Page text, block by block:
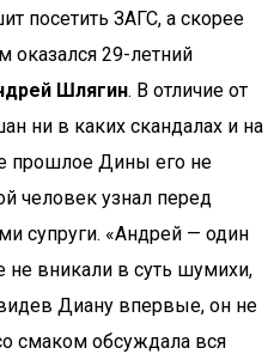
посетить ЗАГС, а скорее
оказался 29-летний
Шлягин. В отличие от
ни в каких скандалах и на
прошлое Дины его не
человек узнал перед
супруги. «Андрей — один
не вникали в суть шумихи,
Диану впервые, он не
смаком обсуждала вся